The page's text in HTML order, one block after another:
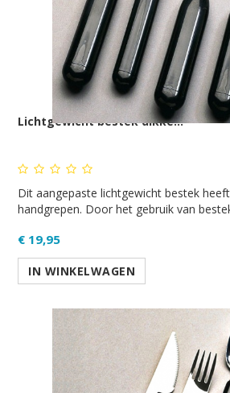
Lichtgewicht bestek dikke...
Dit aangepaste lichtgewicht bestek
handgrepen. Door het gebruik van
€ 19,95
IN WINKELWAGEN